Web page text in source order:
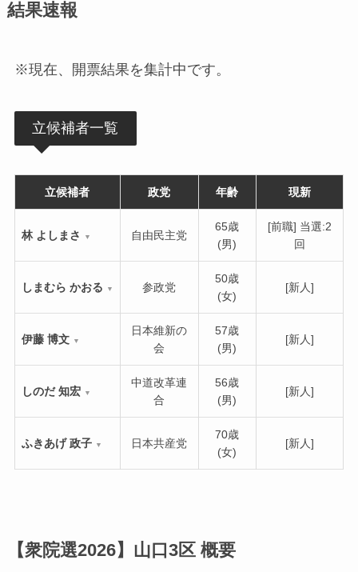
結果速報
※現在、開票結果を集計中です。
立候補者一覧
立候補者 政党 年齢 現新
林 よしまさ ▼ 自由民主党
65歳
(男)
[前職] 当選:2
回
しまむら かおる ▼ 参政党
50歳
(女)
[新人]
伊藤 博文 ▼
日本維新の
会
57歳
(男)
[新人]
しのだ 知宏 ▼
中道改革連
合
56歳
(男)
[新人]
ふきあげ 政子 ▼ 日本共産党
70歳
(女)
[新人]
【衆院選2026】山口3区 概要